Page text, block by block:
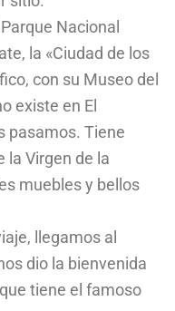
Nacional
la «Ciudad de los
con su Museo del
existe en El
pasamos. Tiene
la Virgen de la
muebles y bellos
llegamos al
dio la bienvenida
tiene el famoso